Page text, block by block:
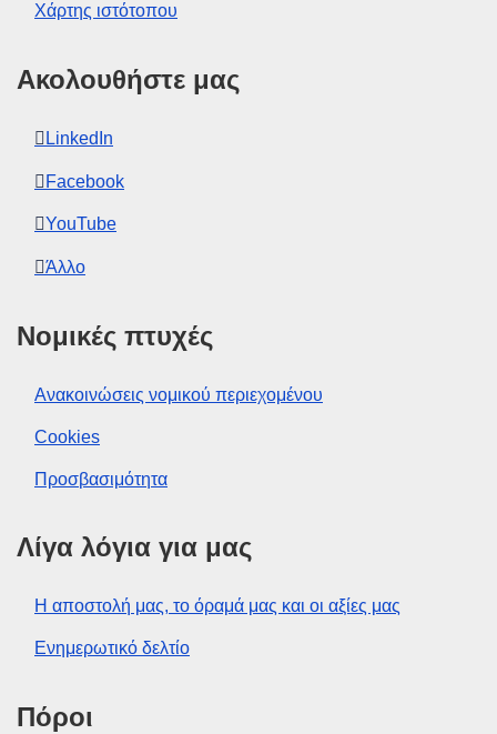
Χάρτης ιστότοπου
Ακολουθήστε μας
LinkedIn
Facebook
YouTube
Άλλο
Νομικές πτυχές
Ανακοινώσεις νομικού περιεχομένου
Cookies
Προσβασιμότητα
Λίγα λόγια για μας
Η αποστολή μας, το όραμά μας και οι αξίες μας
Ενημερωτικό δελτίο
Πόροι